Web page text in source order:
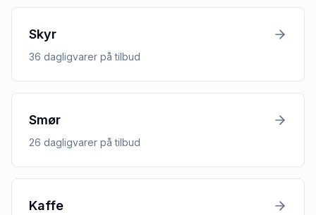
Skyr
36 dagligvarer på tilbud
Smør
26 dagligvarer på tilbud
Kaffe